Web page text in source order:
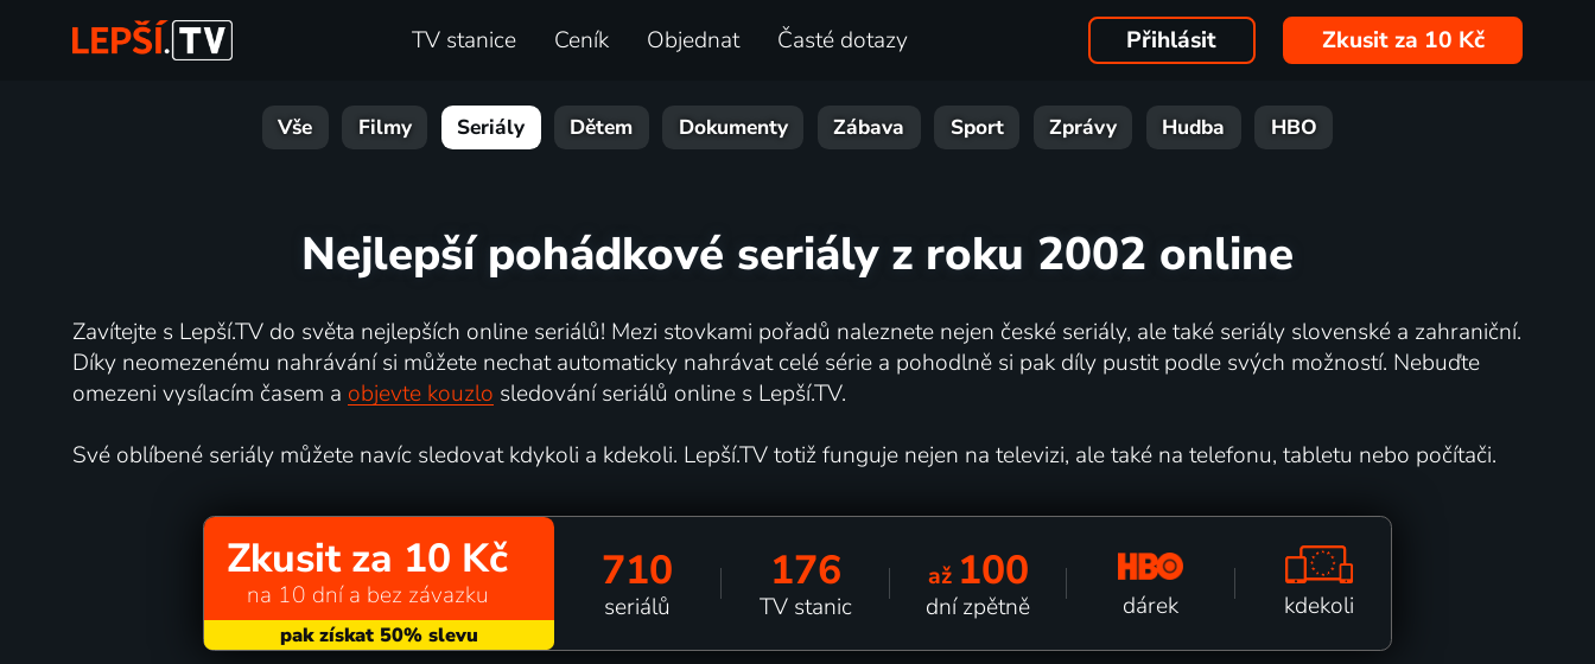
TV stanice Ceník Objednat Časté dotazy Přihlásit Zkusit za 10 Kč
Vše Filmy Seriály Dětem Dokumenty Zábava Sport Zprávy Hudba HBO
Nejlepší pohádkové seriály z roku 2002 online
Zavítejte s Lepší.TV do světa nejlepších online seriálů! Mezi stovkami pořadů naleznete nejen české seriály, ale také seriály slovenské a zahraniční.
Díky neomezenému nahrávání si můžete nechat automaticky nahrávat celé série a pohodlně si pak díly pustit podle svých možností. Nebuďte
omezeni vysílacím časem a objevte kouzlo sledování seriálů online s Lepší.TV.
Své oblíbené seriály můžete navíc sledovat kdykoli a kdekoli. Lepší.TV totiž funguje nejen na televizi, ale také na telefonu, tabletu nebo počítači.
Zkusit za 10 Kč
na 10 dní a bez závazku 710
seriálů
176
TV stanic
až 100
dní zpětně dárek kdekoli